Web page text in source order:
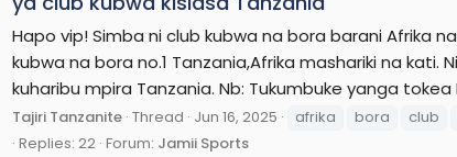
Hapo vip! Simba ni club kubwa na bora barani Afrika
kubwa na bora no.1 Tanzania,Afrika mashariki na
kuharibu mpira Tanzania. Nb: Tukumbuke yanga tokea
Tajiri Tanzanite Thread Jun 16, 2025 afrika bora club
Replies: 22 Forum: Jamii Sports